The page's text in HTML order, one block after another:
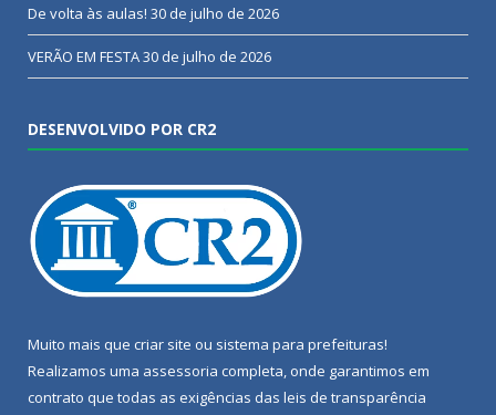
De volta às aulas! 30 de julho de 2026
VERÃO EM FESTA30 de julho de 2026
DESENVOLVIDO POR CR2
Muito mais que criar site ou sistema para prefeituras!
Realizamos uma assessoria completa, onde garantimos em
contrato que todas as exigências das leis de transparência